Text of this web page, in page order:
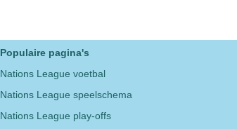
Populaire pagina's
Nations League voetbal
Nations League speelschema
Nations League play-offs